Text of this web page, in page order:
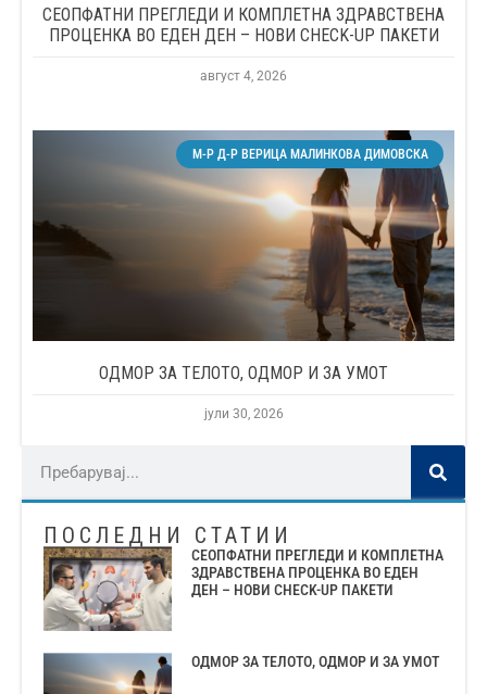
СЕОПФАТНИ ПРЕГЛЕДИ И КОМПЛЕТНА ЗДРАВСТВЕНА
ПРОЦЕНКА ВО ЕДЕН ДЕН – НОВИ CHECK-UP ПАКЕТИ
август 4, 2026
М-Р Д-Р ВЕРИЦА МАЛИНКОВА ДИМОВСКА
ОДМОР ЗА ТЕЛОТО, ОДМОР И ЗА УМОТ
јули 30, 2026
ПОСЛЕДНИ СТАТИИ
СЕОПФАТНИ ПРЕГЛЕДИ И КОМПЛЕТНА
ЗДРАВСТВЕНА ПРОЦЕНКА ВО ЕДЕН
ДЕН – НОВИ CHECK-UP ПАКЕТИ
ОДМОР ЗА ТЕЛОТО, ОДМОР И ЗА УМОТ